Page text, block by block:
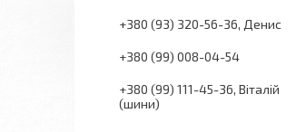
+380 (93) 320-56-36 Денис
+380 (99) 008-04-54
+380 (99) 111-45-36 Віталій
(шини)